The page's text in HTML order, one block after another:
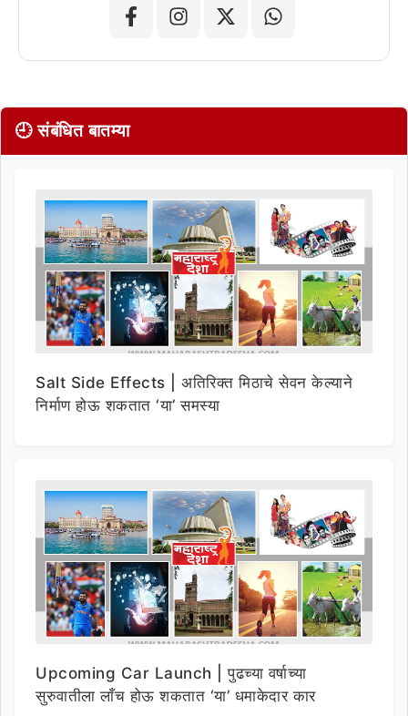
🕘 संबंधित बातम्या
Salt Side Effects | अतिरिक्त मिठाचे सेवन केल्याने
निर्माण होऊ शकतात ‘या’ समस्या
Upcoming Car Launch | पुढच्या वर्षाच्या
सुरुवातीला लाँच होऊ शकतात ‘या’ धमाकेदार कार